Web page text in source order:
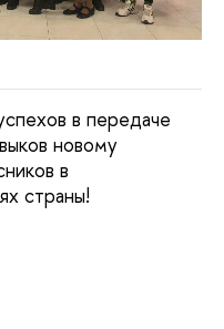
в передаче
новому
в
страны!